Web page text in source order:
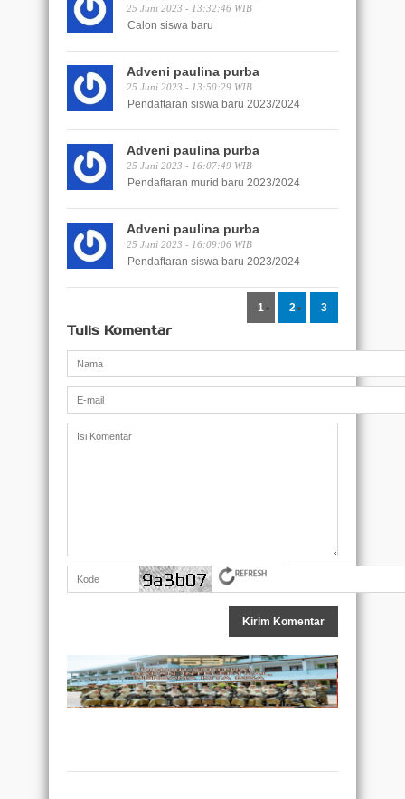
25 Juni 2023 - 13:32:46 WIB
Calon siswa baru
Adveni paulina purba
25 Juni 2023 - 13:50:29 WIB
Pendaftaran siswa baru 2023/2024
Adveni paulina purba
25 Juni 2023 - 16:07:49 WIB
Pendaftaran murid baru 2023/2024
Adveni paulina purba
25 Juni 2023 - 16:09:06 WIB
Pendaftaran siswa baru 2023/2024
1 2 3
Tulis Komentar